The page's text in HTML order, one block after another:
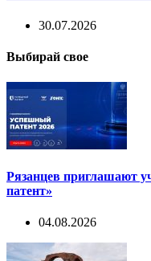
30.07.2026
Выбирай свое
Рязанцев приглашают
патент»
04.08.2026